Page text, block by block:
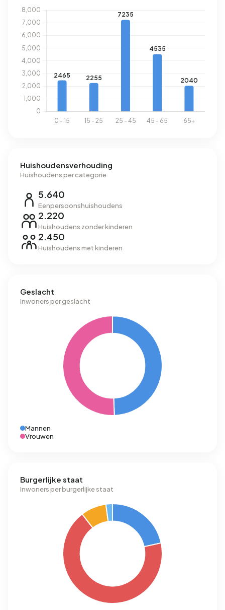
labels zijn G (37%), D (15%) en C (14%). Gemiddeld
verbruikt een adres in Valkenboskwartier 2.030 kWh aan
elektriciteit per jaar. Daarmee ligt het 28% lager dan het
landelijke gemiddelde van 2.810 kWh. Met een jaarlijkse
verbruik van 980 m³ per adres ligt het aardgasverbruik 23%
onder het landelijke gemiddelde van 1.280 m³.
Huishoudensverhouding
Huishoudens per categorie
5.640
Eenpersoonshuishoudens
2.220
Huishoudens zonder kinderen
2.450
Huishoudens met kinderen
Geslacht
Inwoners per geslacht
Mannen
Vrouwen
Burgerlijke staat
Inwoners per burgerlijke staat